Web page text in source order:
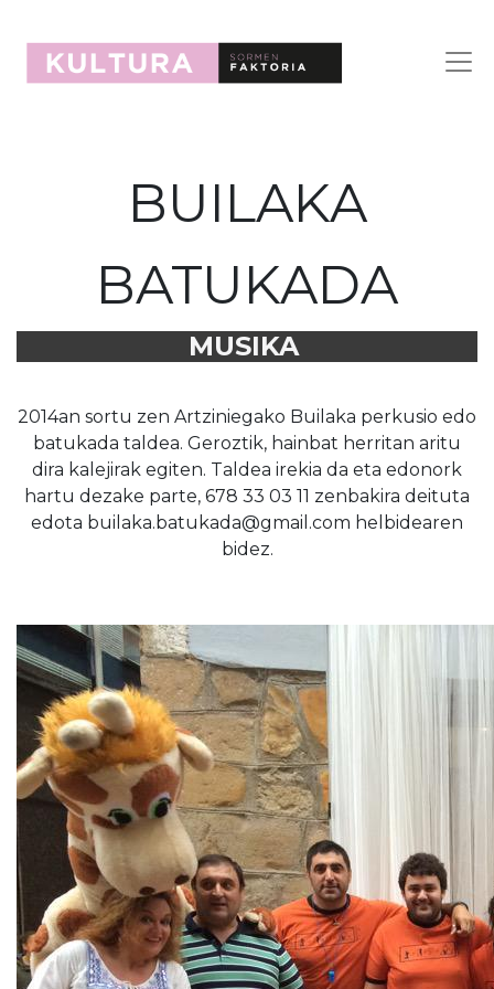
BUILAKA
BATUKADA
MUSIKA
2014an sortu zen Artziniegako Builaka perkusio edo
batukada taldea. Geroztik, hainbat herritan aritu
dira kalejirak egiten. Taldea irekia da eta edonork
hartu dezake parte, 678 33 03 11 zenbakira deituta
edota builaka.batukada@gmail.com helbidearen
bidez.